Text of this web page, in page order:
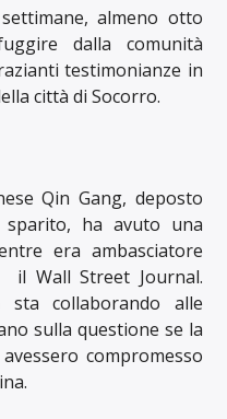
almeno otto
dalla comunità
testimonianze in
città di Socorro.
Qin Gang, deposto
ha avuto una
era ambasciatore
Wall Street Journal.
sta collaborando alle
sulla questione se la
compromesso